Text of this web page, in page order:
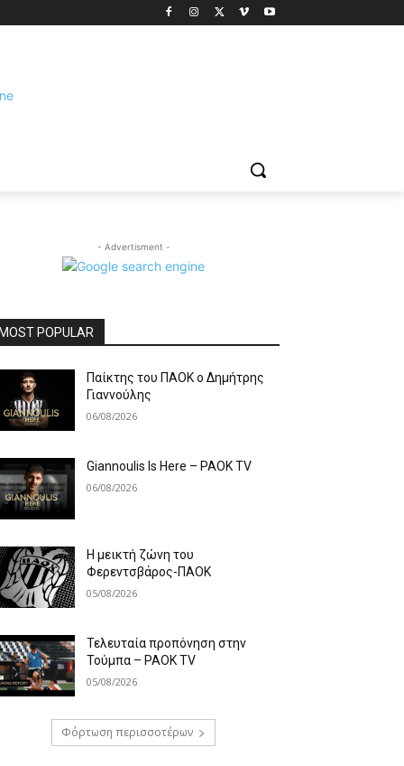
- Advertisment -
POPULAR
Παίκτης του ΠΑΟΚ ο Δημήτρης
Γιαννούλης
06/08/2026
Giannoulis Is Here – PAOK TV
06/08/2026
Η μεικτή ζώνη του
Φερεντσβάρος-ΠΑΟΚ
05/08/2026
Τελευταία προπόνηση στην
Τούμπα – PAOK TV
05/08/2026
Φόρτωση περισσοτέρων